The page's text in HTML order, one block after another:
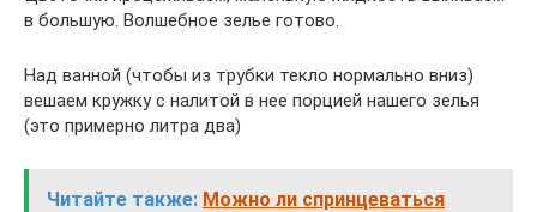
в большую. Волшебное зелье готово.
Над ванной (чтобы из трубки текло нормально вниз)
вешаем кружку с налитой в нее порцией нашего зелья
(это примерно литра два)
Читайте также: Можно ли спринцеваться